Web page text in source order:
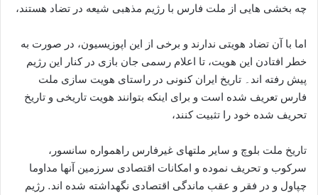
چه بخشی هایی از ملت فارس با رژیم مذهبی شیعه در تضاد هستند،
اما با آن تضاد هویتی ندارند و برخی از اين اپوزيسيون، در صورت به
خطر افتادن اين هويت، تا اعلام رسمی جان بازی در کنار اين رژيم
پيش رفته اند۔ تاریخ ایران کنونی در راستای هويت سازی ملت
فارس تعریف شده است و برای اینکه بتوانند هویت تاریخی و تاریخ
تحریف شده خود را تثبیت کنند،
تاریخ ملت بلوچ و سایر ملتهای غیرفارس راهمواره سانسور،
سرکوب و تحریف نموده و امکانات اقتصادی سرزمین آنها مداوما
چپاول و در فقر و عقب ماندگی اقتصادی نگهداشته شده اند. رژیم